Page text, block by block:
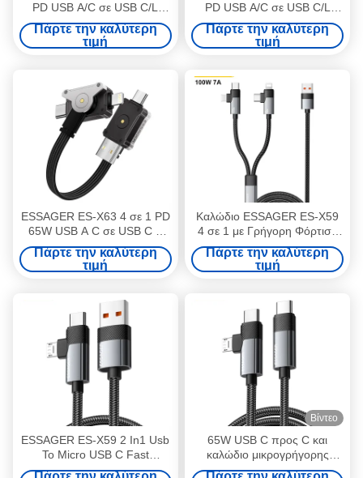
PD USB A/C σε USB C/L
Smart Watch Καλώδιο
φόρτισης δεδομένων
Πάρτε την καλύτερη
τιμή
PD USB A/C σε USB C/L
Καλώδιο φόρτισης
δεδομένων
Πάρτε την καλύτερη
τιμή
ESSAGER ES-X63 4 σε 1 PD
65W USB A C σε USB C L
Καλώδιο Φόρτισης
Δεδομένων
Πάρτε την καλύτερη
τιμή
Καλώδιο ESSAGER ES-X59
4 σε 1 με Γρήγορη Φόρτιση
100W, Υψηλό Ρεύμα 7A και
Μεταφορά Δεδομένων USB
2.0 480Mbps για Πολλαπλές
Πάρτε την καλύτερη
τιμή
ESSAGER ES-X59 2 In1 Usb
To Micro USB C Fast
Charging Cables 7A Pd
Βίντεο
65W USB C προς C και
καλώδιο μικρογρήγορης
φόρτισης 1M 2M 480Mbps